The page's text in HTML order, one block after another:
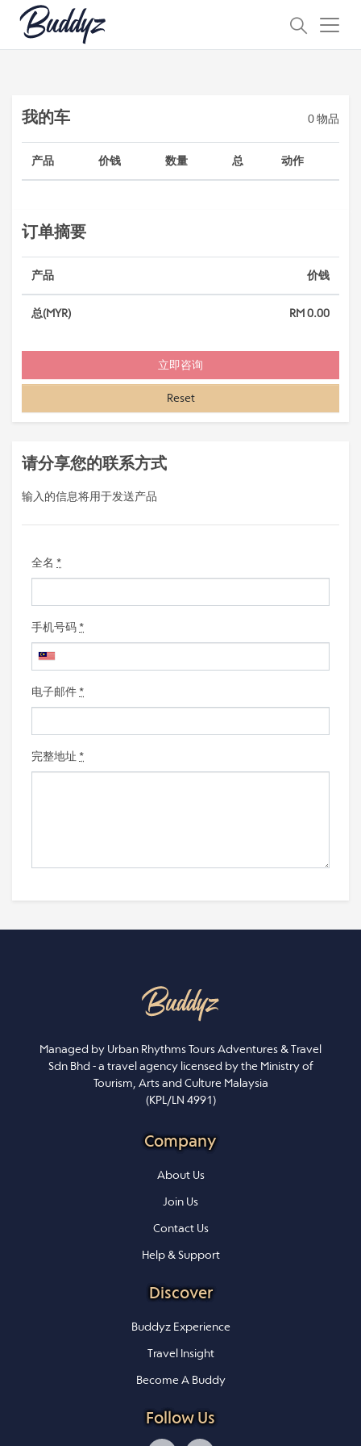
我的车 0物品
产品 价钱 数量 总 动作
订单摘要
产品 价钱
总(MYR) RM 0.00
Reset
请分享您的联系方式
输入的信息将用于发送产品
全名 *
手机号码 *
电子邮件 *
完整地址 *
Managed by Urban Rhythms Tours Adventures & Travel
Sdn Bhd - a travel agency licensed by the Ministry of
Tourism, Arts and Culture Malaysia
(KPL/LN 4991)
Company
About Us
Join Us
Contact Us
Help & Support
Discover
Buddyz Experience
Travel Insight
Become A Buddy
Follow Us